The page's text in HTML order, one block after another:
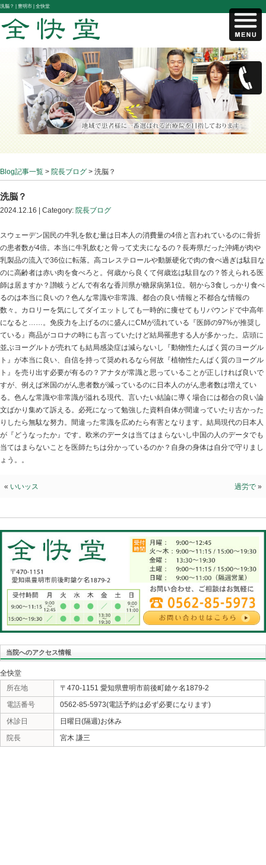
洗脳？ |豊明市 | 全快堂
Blog記事一覧>院長ブログ> 洗脳？
洗脳？
2024.12.16 | Category: 院長ブログ
スウェーデン国民の牛乳を飲む量は日本人の消費量の4
の患者数が4倍。本当に牛乳飲むと骨って丈夫になるの
乳製品の流入で36位に転落。高コレステロールや動脈硬
のに高齢者は赤い肉を食べろと。何歳から良くて何歳迄
師は居ますか？讃岐うどんで有名な香川県が糖尿病第1
るのは本当に良いの？色んな常識や非常識、都合の良い
数々。カロリーを気にしてダイエットしても一時的に痩
ている』商品がコロナの時にも言っていたけど結局罹患
ト』が本当に良い、自信を持って奨めれるなら何故『植
ト』を売り出す必要が有るの？アナタが常識と思ってい
すが、例えば米国のがん患者数が減っているのに日本人
る。色んな常識や非常識が溢れる現代、言いたい結論に
文ばかり集めて訴える。必死になって勉強した資料自体
りしたら無駄な努力。間違った常識を広めたら有害とな
が『どうなったか』です。欧米のデータは当てはまらな
当てはまらないことを医師たちは分かっているのか？自
ょう。。
«いいッス